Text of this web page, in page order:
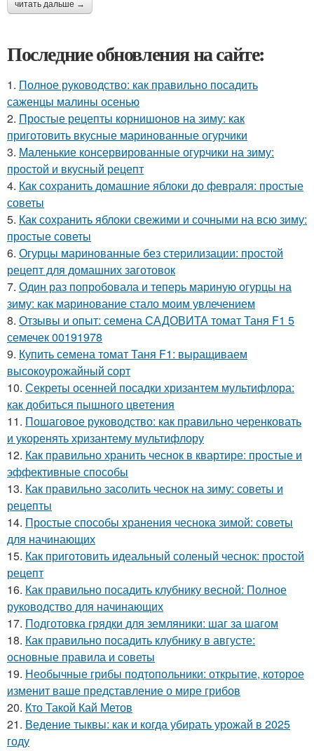
читать дальше →
Последние обновления на сайте:
1. Полное руководство: как правильно посадить
саженцы малины осенью
2. Простые рецепты корнишонов на зиму: как
приготовить вкусные маринованные огурчики
3. Маленькие консервированные огурчики на зиму:
простой и вкусный рецепт
4. Как сохранить домашние яблоки до февраля: простые
советы
5. Как сохранить яблоки свежими и сочными на всю зиму:
простые советы
6. Огурцы маринованные без стерилизации: простой
рецепт для домашних заготовок
7. Один раз попробовала и теперь мариную огурцы на
зиму: как маринование стало моим увлечением
8. Отзывы и опыт: семена САДОВИТА томат Таня F1 5
семечек 00191978
9. Купить семена томат Таня F1: выращиваем
высокоурожайный сорт
10. Секреты осенней посадки хризантем мультифлора:
как добиться пышного цветения
11. Пошаговое руководство: как правильно черенковать
и укоренять хризантему мультифлору
12. Как правильно хранить чеснок в квартире: простые и
эффективные способы
13. Как правильно засолить чеснок на зиму: советы и
рецепты
14. Простые способы хранения чеснока зимой: советы
для начинающих
15. Как приготовить идеальный соленый чеснок: простой
рецепт
16. Как правильно посадить клубнику весной: Полное
руководство для начинающих
17. Подготовка грядки для земляники: шаг за шагом
18. Как правильно посадить клубнику в августе:
основные правила и советы
19. Необычные грибы подтопольники: открытие, которое
изменит ваше представление о мире грибов
20. Кто Такой Кай Метов
21. Ведение тыквы: как и когда убирать урожай в 2025
году